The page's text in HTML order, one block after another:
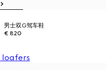
男士双G驾车鞋
€ 820